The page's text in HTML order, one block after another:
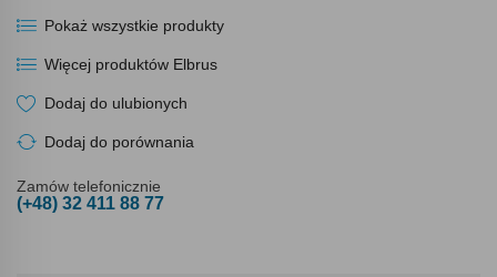
Pokaż wszystkie produkty
Więcej produktów Elbrus
Dodaj do ulubionych
Dodaj do porównania
Zamów telefonicznie
(+48) 32 411 88 77